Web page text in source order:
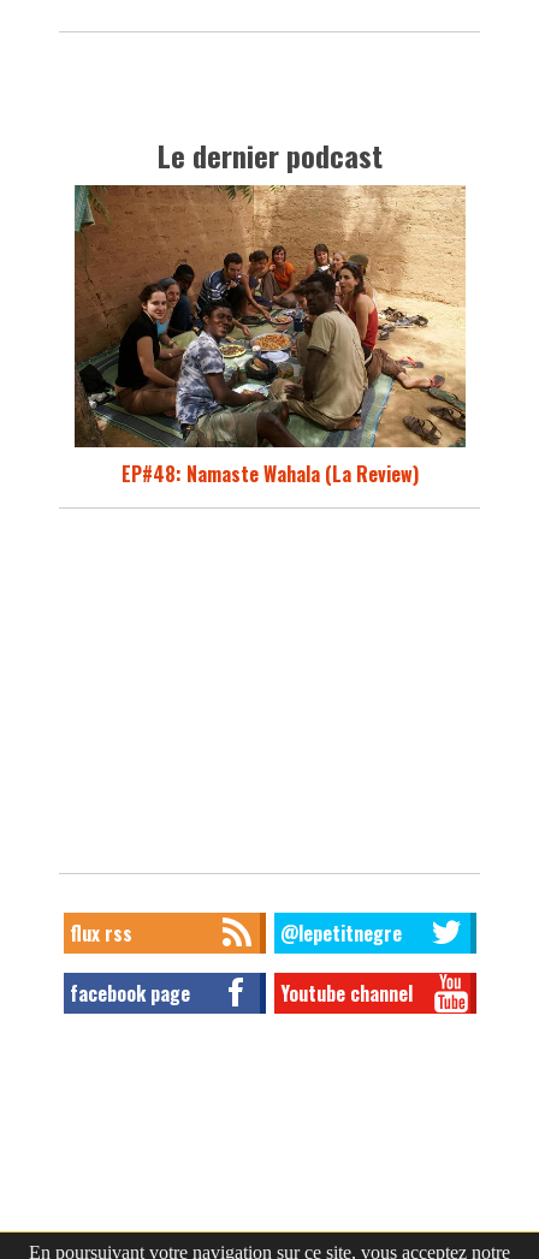
En poursuivant votre navigation sur ce site, vous acceptez notre
Le dernier podcast
EP#48: Namaste Wahala (La Review)
flux rss @lepetitnegre
facebook page Youtube channel